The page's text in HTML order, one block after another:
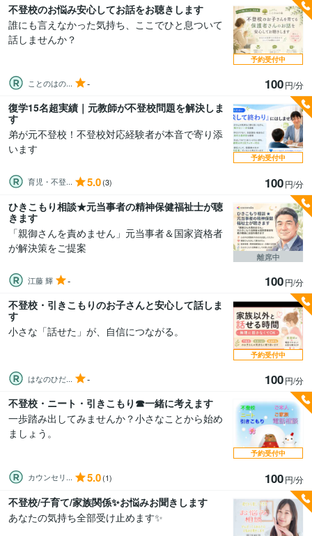
不登校のお悩み安心してお話をお聴きします
誰にも言えなかった気持ち、ここでひと息ついて
話しませんか？
ことのはの... - 100円/分
予約受付中
復学15名超実績｜元教師が不登校問題を解決しま
す
弟が元不登校！不登校対応経験者が本音で寄り添
います
育児・不登... 5.0(3) 100円/分
予約受付中
ひきこもり相談★元当事者の精神保健福祉士が聴
きます
「親御さんを責めません」元当事者＆国家資格者
が解決策をご提案
江藤 輝 - 100円/分
離席中
不登校・引きこもりのお子さんと安心して話しま
す
小さな「話せた」が、自信につながる。
はなのひだ... - 100円/分
予約受付中
不登校・ニート・引きこもり☎︎一緒に考えます
一歩踏み出してみませんか？小さなことから始め
ましょう。
カウンセリ... 5.0(1) 100円/分
予約受付中
不登校/子育て/家族関係✨お悩みお聞きします
あなたの気持ち全部受け止めます✨